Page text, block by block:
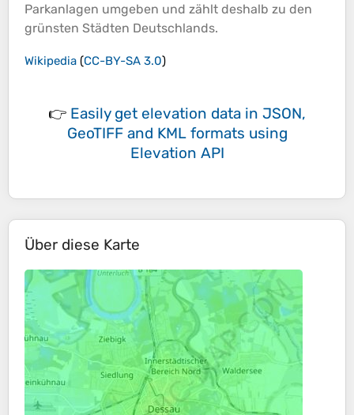
Parkanlagen umgeben und zählt deshalb zu den
grünsten Städten Deutschlands.
Wikipedia (CC-BY-SA 3.0)
👉 Easily get elevation data in JSON,
GeoTIFF and KML formats using
Elevation API
Über diese Karte